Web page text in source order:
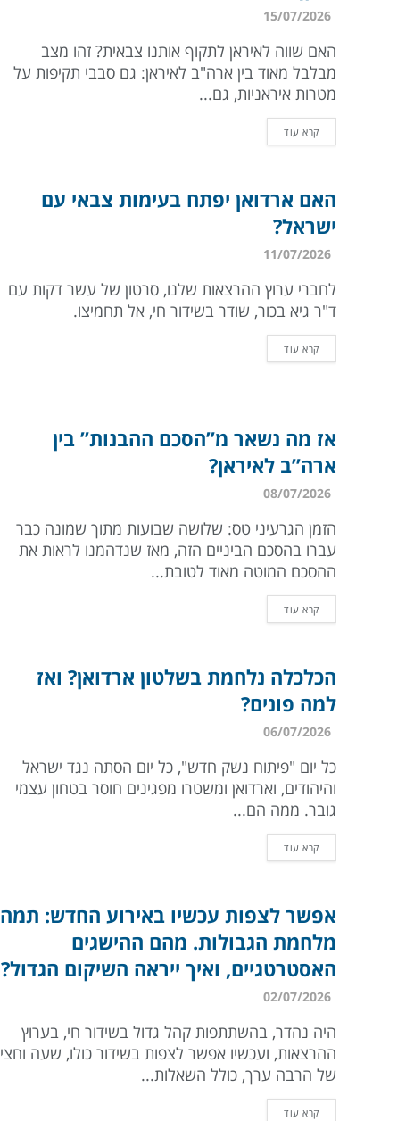
האם שווה לאיראן לתקוף אותנו צבאית? זהו מצב
מבלבל מאוד בין ארה"ב לאיראן: גם סבבי תקיפות על
מטרות איראניות, גם...
קרא עוד
האם ארדואן יפתח בעימות צבאי עם
ישראל?
לחברי ערוץ ההרצאות שלנו, סרטון של עשר דקות עם
ד"ר גיא בכור, שודר בשידור חי, אל תחמיצו.
קרא עוד
אז מה נשאר מ”הסכם ההבנות” בין
ארה”ב לאיראן?
הזמן הגרעיני טס: שלושה שבועות מתוך שמונה כבר
עברו בהסכם הביניים הזה, מאז שנדהמנו לראות את
ההסכם המוטה מאוד לטובת...
קרא עוד
הכלכלה נלחמת בשלטון ארדואן? ואז
למה פונים?
כל יום "פיתוח נשק חדש", כל יום הסתה נגד ישראל
והיהודים, וארדואן ומשטרו מפגינים חוסר בטחון עצמי
גובר. ממה הם...
קרא עוד
אפשר לצפות עכשיו באירוע החדש: תמה
מלחמת הגבולות. מהם ההישגים
האסטרטגיים, ואיך ייראה השיקום הגדול?
היה נהדר, בהשתתפות קהל גדול בשידור חי, בערוץ
ההרצאות, ועכשיו אפשר לצפות בשידור כולו, שעה וחצי
של הרבה ערך, כולל השאלות...
קרא עוד